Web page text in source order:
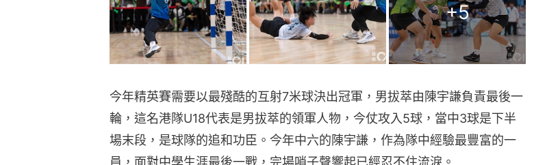
+5
今年精英賽需要以最殘酷的互射7米球決出冠軍，男拔萃由陳宇謙負責最後一
輪，這名港隊U18代表是男拔萃的領軍人物，今仗攻入5球，當中3球是下半
場末段，是球隊的追和功臣。今年中六的陳宇謙，作為隊中經驗最豐富的一
員，面對中學生涯最後一戰，完場哨子聲響起已經忍不住流淚。